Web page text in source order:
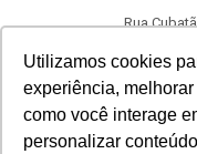
Utilizamos cookies
experiência,
como você interage
personalizar
Rua